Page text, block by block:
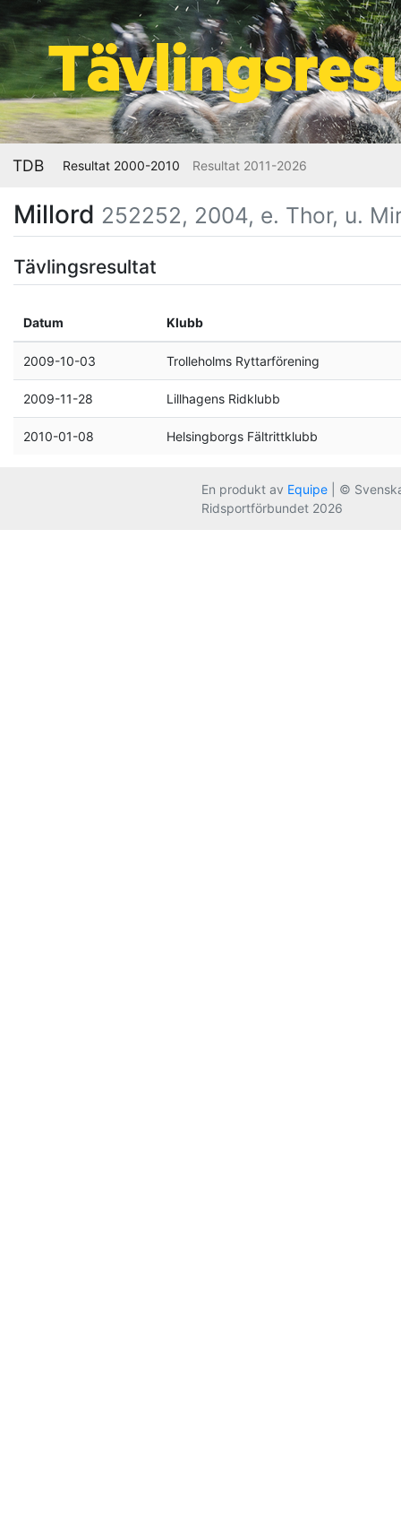
TDB Resultat 2000-2010 Resultat 2011-2026
Millord 252252, 2004, e. Thor, u.
Tävlingsresultat
Datum Klubb
2009-10-03 Trolleholms Ryttarförening
2009-11-28 Lillhagens Ridklubb
2010-01-08 Helsingborgs Fältrittklubb
En produkt av Equipe | ©
Ridsportförbundet 2026